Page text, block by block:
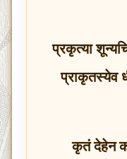
प्रकृत्या
प्राकृतस्येव
कृतं देहेन